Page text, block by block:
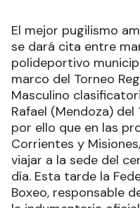
El mejor pugilismo
se dará cita entre
polideportivo
marco del Torneo
Masculino
Rafael (Mendoza) del
por ello que en las
Corrientes y
viajar a la sede del
día. Esta tarde la
Boxeo, responsable